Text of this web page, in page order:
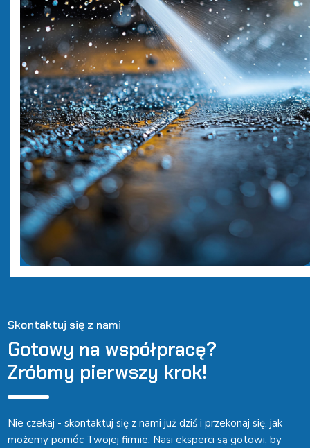
Skontaktuj się z nami
Gotowy na współpracę?
Zróbmy pierwszy krok!
Nie czekaj - skontaktuj się z nami już dziś i przekonaj się, jak
możemy pomóc Twojej firmie. Nasi eksperci są gotowi, by